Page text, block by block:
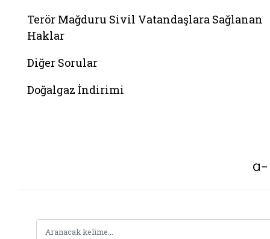
Terör Mağduru Sivil Vatandaşlara Sağlanan
Haklar
Diğer Sorular
Doğalgaz İndirimi